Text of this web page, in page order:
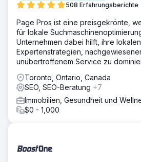
508 Erfahrungsberichte
Page Pros ist eine preisgekrönte,
für lokale
Unternehmen dabei hilft, ihre
Expertenstrategien,
unübertroffenem Service zu
Toronto, Ontario, Canada
SEO, SEO-Beratung +7
Immobilien, Gesundheit und
$0 - 1,000